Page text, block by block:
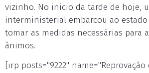
vizinho. No início da tarde de hoje,
interministerial embarcou ao estado
tomar as medidas necessárias para
ânimos.
[irp posts="9222"